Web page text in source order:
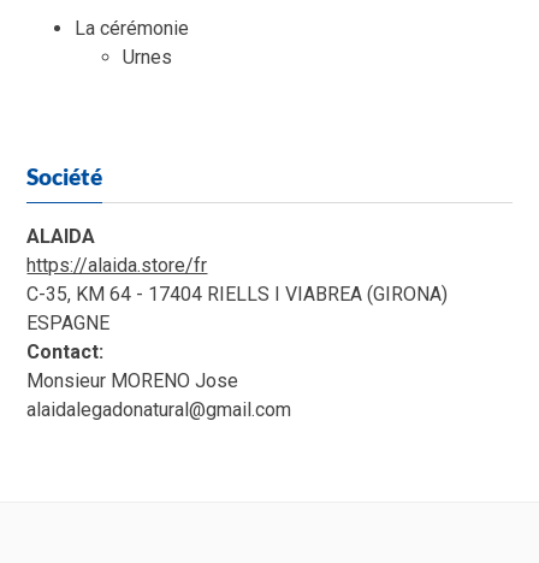
La cérémonie
Urnes
Société
ALAIDA
https://alaida.store/fr
C-35, KM 64 - 17404 RIELLS I VIABREA (GIRONA)
ESPAGNE
Contact:
Monsieur MORENO Jose
alaidalegadonatural@gmail.com